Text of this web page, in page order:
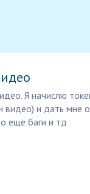
Я начислю
и дать мне
ещё баги и тд